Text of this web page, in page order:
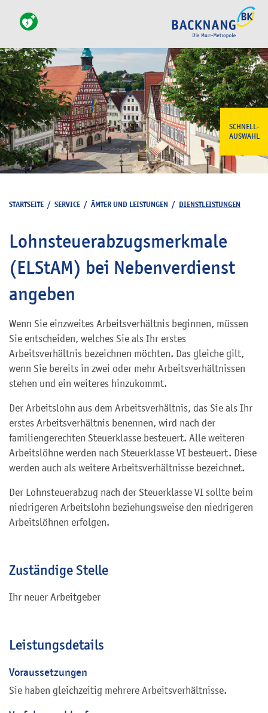
SCHNELL-
AUSWAHL
STARTSEITE / SERVICE / ÄMTER UND LEISTUNGEN / DIENSTLEISTUNGEN
Lohnsteuerabzugsmerkmale
(ELStAM) bei Nebenverdienst
angeben
Wenn Sie einzweites Arbeitsverhältnis beginnen, müssen
Sie entscheiden, welches Sie als Ihr erstes
Arbeitsverhältnis bezeichnen möchten. Das gleiche gilt,
wenn Sie bereits in zwei oder mehr Arbeitsverhältnissen
stehen und ein weiteres hinzukommt.
Der Arbeitslohn aus dem Arbeitsverhältnis, das Sie als Ihr
erstes Arbeitsverhältnis benennen, wird nach der
familiengerechten Steuerklasse besteuert. Alle weiteren
Arbeitslöhne werden nach Steuerklasse VI besteuert. Diese
werden auch als weitere Arbeitsverhältnisse bezeichnet.
Der Lohnsteuerabzug nach der Steuerklasse VI sollte beim
niedrigeren Arbeitslohn beziehungsweise den niedrigeren
Arbeitslöhnen erfolgen.
Zuständige Stelle
Ihr neuer Arbeitgeber
Leistungsdetails
Voraussetzungen
Sie haben gleichzeitig mehrere Arbeitsverhältnisse.